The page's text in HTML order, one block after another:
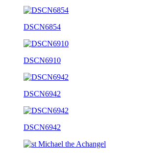
DSCN6854
DSCN6910
DSCN6942
DSCN6942